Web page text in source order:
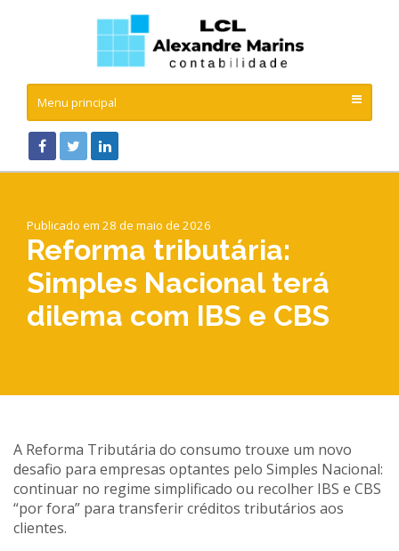
Menu principal
Publicado em 28 de maio de 2026
Reforma tributária:
Simples Nacional terá
dilema com IBS e CBS
A Reforma Tributária do consumo trouxe um novo
desafio para empresas optantes pelo Simples Nacional:
continuar no regime simplificado ou recolher IBS e CBS
“por fora” para transferir créditos tributários aos
clientes.